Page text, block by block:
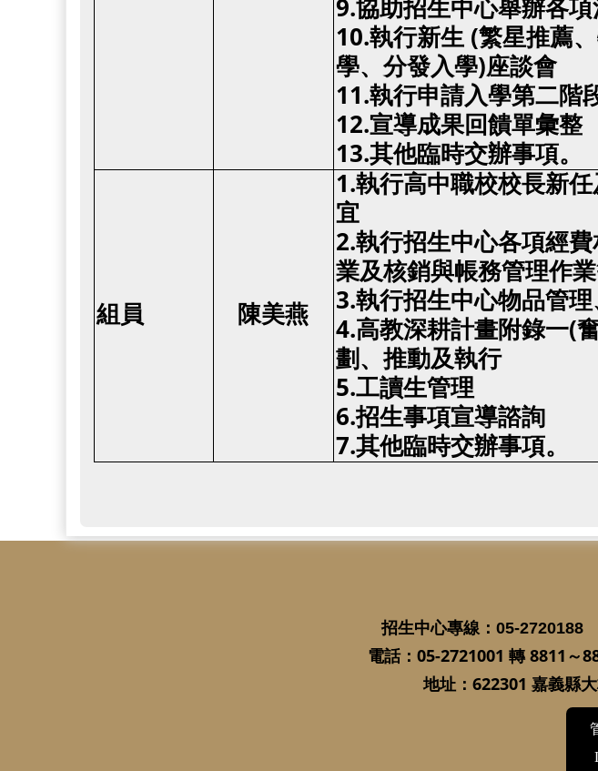
9.協助招生中心舉辦各
10.執行新生 (繁星推薦
學、分發入學)座談會
11.執行申請入學第二階
12.宣導成果回饋單彙整
13.其他臨時交辦事項。
組員 陳美燕
1.執行高中職校校長新
宜
2.執行招生中心各項經
業及核銷與帳務管理作
3.執行招生中心物品管
4.高教深耕計畫附錄一(
劃、推動及執行
5.工讀生管理
6.招生事項宣導諮詢
7.其他臨時交辦事項。
招生中心專線 ：05-2720188
電話： 05-2721001 轉8811 ～
地址： 622301 嘉義縣